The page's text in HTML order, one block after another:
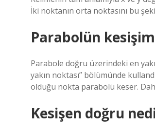
İki noktanın orta noktasını bu
Parabolün
Parabole doğru üzerindeki en
yakın noktası” bölümünde
olduğu nokta parabolü keser.
Kesişen doğru